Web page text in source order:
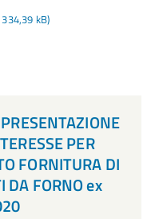
kB)
PER
FORNITURA DI
DA FORNO ex